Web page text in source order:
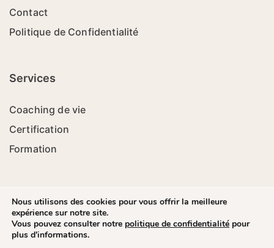
Contact
Politique de Confidentialité
Services
Coaching de vie
Certification
Formation
Ecol'Coach - 2023 - Tous Droits Réservés - Site réalisé par
Laurent
Nous utilisons des cookies pour vous offrir la meilleure
expérience sur notre site.
Vous pouvez consulter notre politique de confidentialité pour
plus d'informations.